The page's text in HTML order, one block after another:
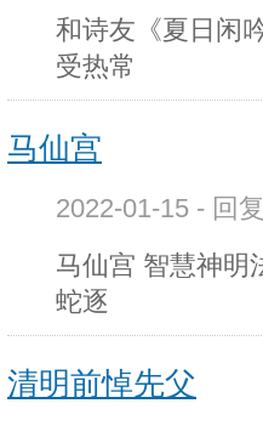
和诗友《夏日闲
受热常
马仙宫
2022-01-15 - 回
马仙宫 智慧神明
蛇逐
清明前悼先父